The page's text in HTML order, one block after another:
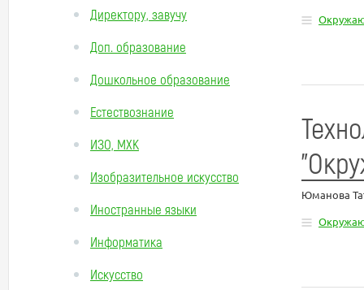
Директору, завучу
Доп. образование
Дошкольное образование
Естествознание
ИЗО, МХК
Изобразительное искусство
Иностранные языки
Информатика
Искусство
Юманова